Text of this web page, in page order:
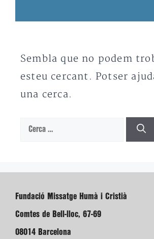
Sembla que no podem
esteu cercant. Potser
una cerca.
Cerca:
Fundació Missatge Humà i Cristià
Comtes de Bell-lloc, 67-69
08014 Barcelona